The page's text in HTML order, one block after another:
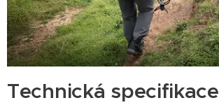
Technická specifikace